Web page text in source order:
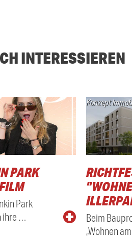
INTERESSIEREN
PARK
Park
ihre …
Konzept
Beim
„Wohnen